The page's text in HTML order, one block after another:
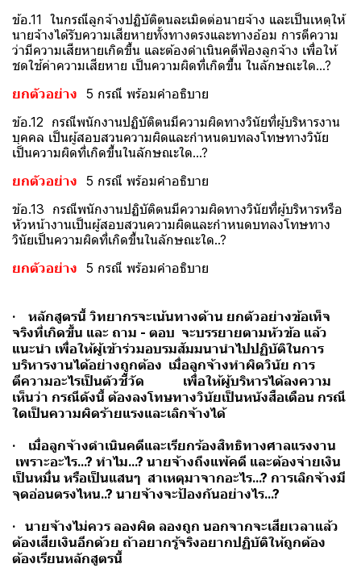
ข้อ.11 ในกรณีลูกจ้างปฏิบัติตนละเมิดต่อนายจ้าง และเป็นเหตุให้
นายจ้างได้รับความเสียหายทั้งทางตรงและทางอ้อม การตีความ
ว่ามีความเสียหายเกิดขึ้น และต้องดำเนินคดีฟ้องลูกจ้าง เพื่อให้
ชดใช้ค่าความเสียหาย เป็นความผิดที่เกิดขึ้น ในลักษณะใด...?
ยกตัวอย่าง 5 กรณี พร้อมคำอธิบาย
ข้อ.12 กรณีพนักงานปฏิบัติตนมีความผิดทางวินัยที่ผู้บริหารงาน
บุคคล เป็นผู้สอบสวนความผิดและกำหนดบทลงโทษทางวินัย
เป็นความผิดที่เกิดขึ้นในลักษณะใด...?
ยกตัวอย่าง 5 กรณี พร้อมคำอธิบาย
ข้อ.13 กรณีพนักงานปฏิบัติตนมีความผิดทางวินัยที่ผู้บริหารหรือ
หัวหน้างานเป็นผู้สอบสวนความผิดและกำหนดบทลงโทษทาง
วินัยเป็นความผิดที่เกิดขึ้นในลักษณะใด..?
ยกตัวอย่าง 5 กรณี พร้อมคำอธิบาย
· หลักสูตรนี้ วิทยากรจะเน้นทางด้าน ยกตัวอย่างข้อเท็จ
จริงที่เกิดขึ้น และ ถาม - ตอบ จะบรรยายตามหัวข้อ แล้ว
แนะนำ เพื่อให้ผู้เข้าร่วมอบรมสัมมนานำไปปฏิบัติในการ
บริหารงานได้อย่างถูกต้อง เมื่อลูกจ้างทำผิดวินัย การ
ตีความอะไรเป็นตัวชี้วัด เพื่อให้ผู้บริหารได้ลงความ
เห็นว่า กรณีดังนี้ ต้องลงโทษทางวินัยเป็นหนังสือเตือน กรณี
ใดเป็นความผิดร้ายแรงและเลิกจ้างได้
· เมื่อลูกจ้างดำเนินคดีและเรียกร้องสิทธิทางศาลแรงงาน
เพราะอะไร...? ทำไม...? นายจ้างถึงแพ้คดี และต้องจ่ายเงิน
เป็นหมื่น หรือเป็นแสนๆ สาเหตุมาจากอะไร...? การเลิกจ้างมี
จุดอ่อนตรงไหน..? นายจ้างจะป้องกันอย่างไร...?
· นายจ้างไม่ควร ลองผิด ลองถูก นอกจากจะเสียเวลาแล้ว
ต้องเสียเงินอีกด้วย ถ้าอยากรู้จริงอยากปฏิบัติให้ถูกต้อง
ต้องเรียนหลักสูตรนี้